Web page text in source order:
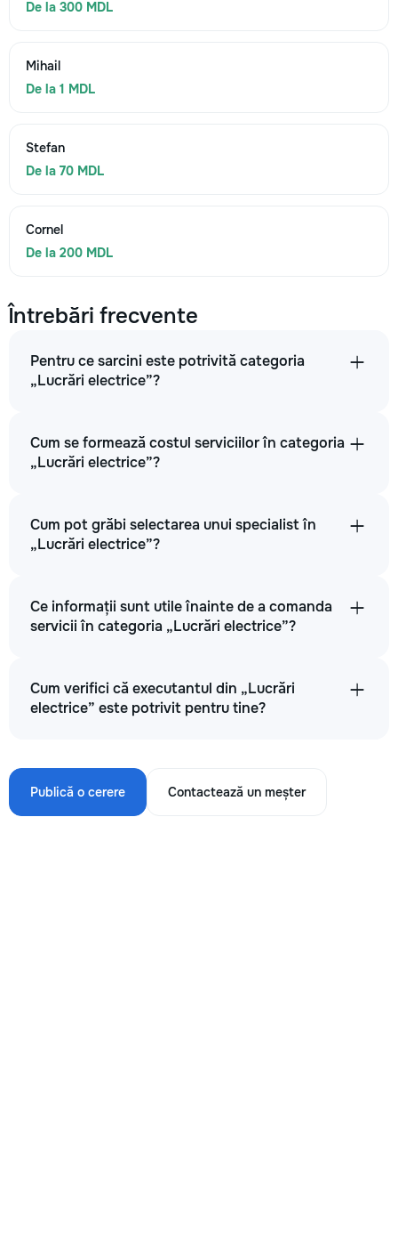
De la 300 MDL
Mihail
De la 1 MDL
Stefan
De la 70 MDL
Cornel
De la 200 MDL
Întrebări frecvente
Pentru ce sarcini este potrivită categoria
„Lucrări electrice”?
Cum se formează costul serviciilor în categoria
„Lucrări electrice”?
Cum pot grăbi selectarea unui specialist în
„Lucrări electrice”?
Ce informații sunt utile înainte de a comanda
servicii în categoria „Lucrări electrice”?
Cum verifici că executantul din „Lucrări
electrice” este potrivit pentru tine?
Publică o cerere Contactează un meșter